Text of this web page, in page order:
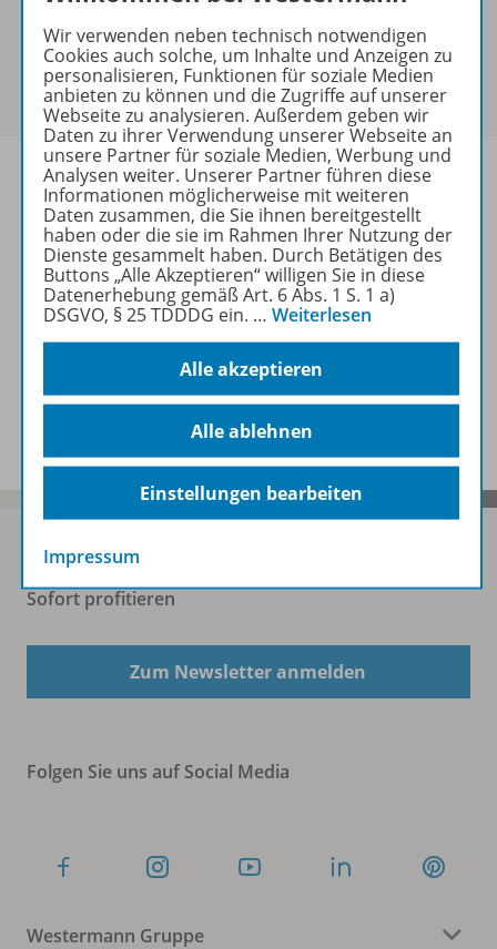
Sie haben ein passendesSpar-Paket?
Um den für Sie gültigen Preis zu sehen,melden Sie
sich bitte an.
Informationen
Weitere Inhalte der Ausgabe
Spar-Pakete
Sofort profitieren
Zum Newsletter anmelden
Folgen Sie uns auf Social Media
Westermann Gruppe
Wir verwenden neben technisch notwendigen
Cookies auch solche, um Inhalte und Anzeigen zu
personalisieren, Funktionen für soziale Medien
anbieten zu können und die Zugriffe auf unserer
Webseite zu analysieren. Außerdem geben wir
Daten zu ihrer Verwendung unserer Webseite an
unsere Partner für soziale Medien, Werbung und
Analysen weiter. Unserer Partner führen diese
Informationen möglicherweise mit weiteren
Daten zusammen, die Sie ihnen bereitgestellt
haben oder die sie im Rahmen Ihrer Nutzung der
Dienste gesammelt haben. Durch Betätigen des
Buttons „Alle Akzeptieren“ willigen Sie in diese
Datenerhebung gemäß Art. 6 Abs. 1 S. 1 a)
DSGVO, § 25 TDDDG ein. … Weiterlesen
Alle akzeptieren
Alle ablehnen
Einstellungen bearbeiten
Impressum